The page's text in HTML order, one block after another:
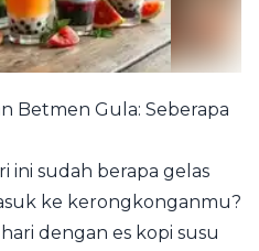
Betmen Gula: Seberapa
ini sudah berapa gelas
ke kerongkonganmu?
dengan es kopi susu